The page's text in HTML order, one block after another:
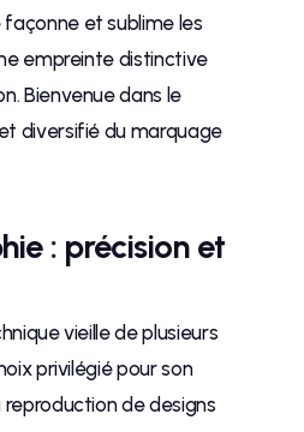
et sublime les
empreinte distinctive
Bienvenue dans le
diversifié du marquage
: précision et
vieille de plusieurs
privilégié pour son
reproduction de designs